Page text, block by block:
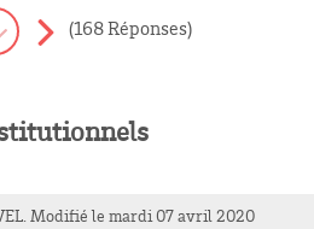
(168 Réponses)
. Modifié le mardi 07 avril 2020